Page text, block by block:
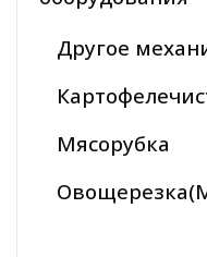
Другое
Мясорубка